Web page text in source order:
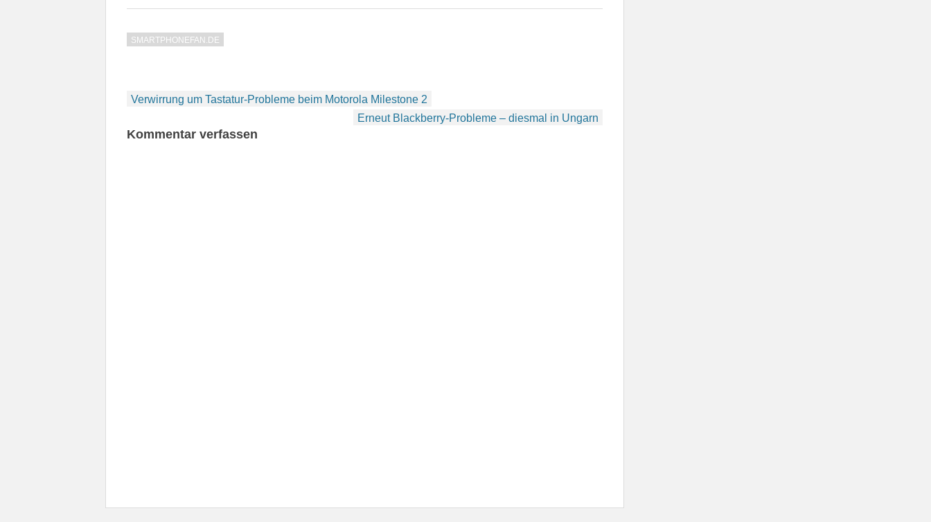
ist, dass auch zwischen den
möglich ist. Man muss…
Internet-Zugang. Alle Daten und
Uhr früh war ich fertig. Dieses
SMARTPHONEFAN.DE
Beitragsnavigation
Verwirrung um Tastatur-Probleme beim Motorola Milestone 2
Erneut Blackberry-Probleme – diesmal in Ungarn
Kommentar verfassen